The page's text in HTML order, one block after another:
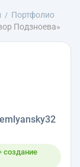
Портфолио
Подзноева»
создание